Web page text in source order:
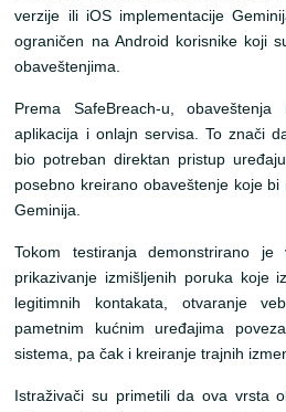
verzije ili iOS implementacije
ograničen na Android korisnike koji
obaveštenjima.
Prema SafeBreach-u,
aplikacija i onlajn servisa. To znači
bio potreban direktan pristup
posebno kreirano obaveštenje koje
Geminija.
Tokom testiranja demonstrirano je
prikazivanje izmišljenih poruka koje
legitimnih kontakata, otvaranje
pametnim kućnim uređajima
sistema, pa čak i kreiranje trajnih
Istraživači su primetili da ova vrsta